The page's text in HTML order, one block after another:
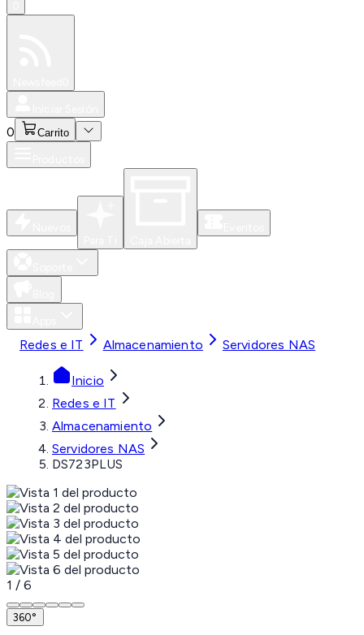
0 Carrito
Redes e IT Almacenamiento Servidores NAS
Inicio
Redes e IT
Almacenamiento
Servidores NAS
DS723PLUS
1 / 6
360°